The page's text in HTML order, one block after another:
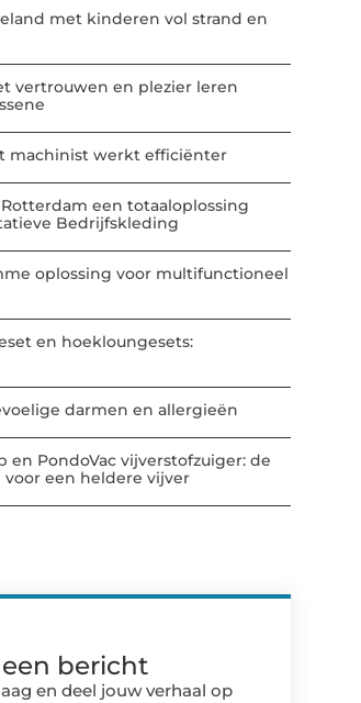
met kinderen vol strand en
vertrouwen en plezier leren
machinist werkt efficiënter
een totaaloplossing
Bedrijfskleding
oplossing voor multifunctioneel
en hoekloungesets:
darmen en allergieën
en PondoVac vijverstofzuiger: de
een heldere vijver
bericht
en deel jouw verhaal op